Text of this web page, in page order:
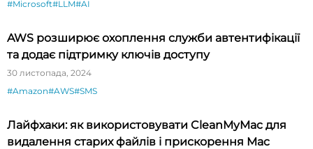
#Microsoft#LLM#AI
AWS розширює охоплення служби автентифікації
та додає підтримку ключів доступу
30 листопада, 2024
#Amazon#AWS#SMS
Лайфхаки: як використовувати CleanMyMac для
видалення старих файлів і прискорення Mac